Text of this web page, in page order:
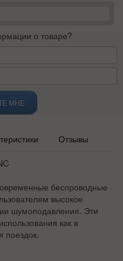
о товаре?
МНЕ
Отзывы
беспроводные
высокое
шумоподавления. Эти
как в
поездок.